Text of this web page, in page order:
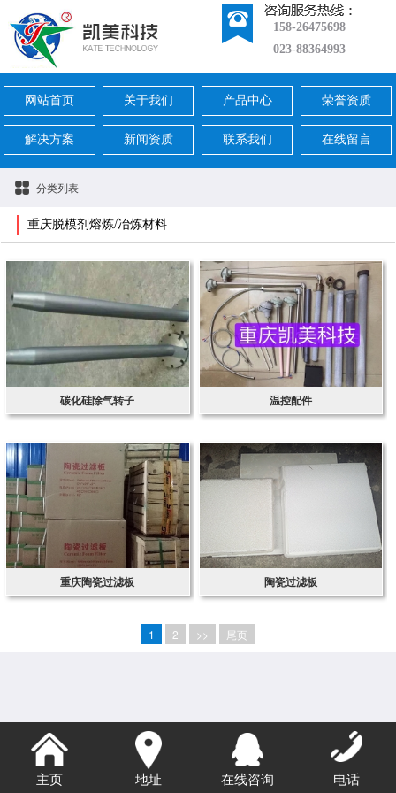
158-26475698
023-88364993
网站首页 关于我们 产品中心 荣誉资质
解决方案 新闻资质 联系我们 在线留言
分类列表
重庆脱模剂熔炼/冶炼材料
碳化硅除气转子 温控配件
重庆陶瓷过滤板 陶瓷过滤板
1 2 >> 尾页
主页 地址 在线咨询 电话